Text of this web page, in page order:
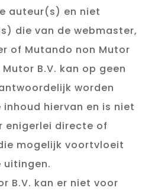
auteur(s) en niet
die van de webmaster,
of Mutando non Mutor
B.V. kan op geen
worden
hiervan en is niet
enigerlei directe of
mogelijk voortvloeit
B.V. kan er niet voor